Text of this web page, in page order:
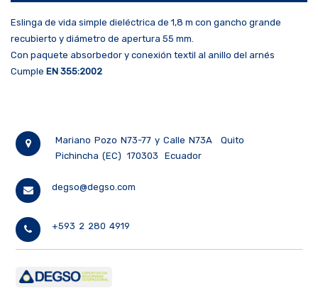
Eslinga de vida simple dieléctrica de 1,8 m con gancho grande
recubierto y diámetro de apertura 55 mm.
Con paquete absorbedor y conexión textil al anillo del arnés
Cumple EN 355:2002
Mariano Pozo N73-77 y Calle N73A
Quito
Pichincha (EC)
170303 Ecuador
degso@degso.com
+593 2 280 4919